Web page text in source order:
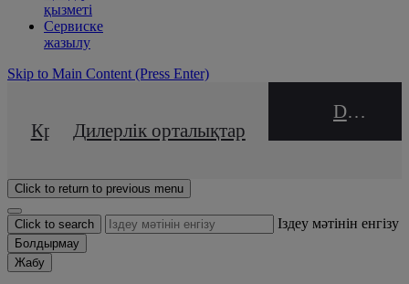
қызметі
Сервиске
жазылу
Skip to Main Content (Press Enter)
Кредиттік калькулятор
Дилерлік орталықтар
DEALER NAME
Click to return to previous menu
Click to search Іздеу мәтінін енгізу
Болдырмау
Жабу